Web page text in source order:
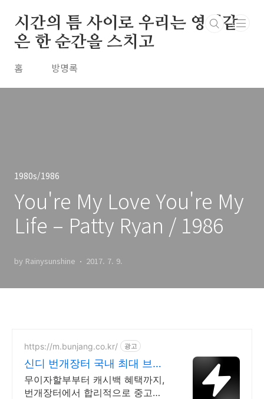
시간의 틈 사이로 우리는 영원같
은 한 순간을 스치고
홈 방명록
1980s/1986
You're My Love You're My
Life – Patty Ryan / 1986
by Rainysunshine 2017. 7. 9.
https://m.bunjang.co.kr/ 광고
신디 번개장터 국내 최대 브랜
드 중고거래
무이자할부부터 캐시백 혜택까지,
번개장터에서 합리적으로 중고거